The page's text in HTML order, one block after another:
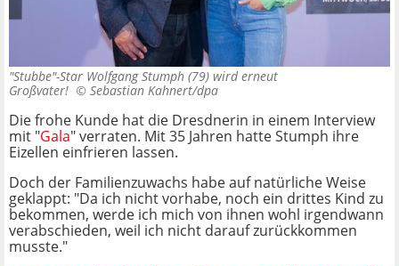
"Stubbe"-Star Wolfgang Stumph (79) wird erneut
Großvater! © Sebastian Kahnert/dpa
Die frohe Kunde hat die Dresdnerin in einem Interview
mit "Gala" verraten. Mit 35 Jahren hatte Stumph ihre
Eizellen einfrieren lassen.
Doch der Familienzuwachs habe auf natürliche Weise
geklappt: "Da ich nicht vorhabe, noch ein drittes Kind zu
bekommen, werde ich mich von ihnen wohl irgendwann
verabschieden, weil ich nicht darauf zurückkommen
musste."